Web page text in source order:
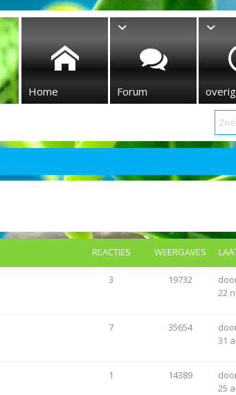
Home Forum
REACTIES WEERGAVES
3 19732
22
7 35654
31
1 14389
25